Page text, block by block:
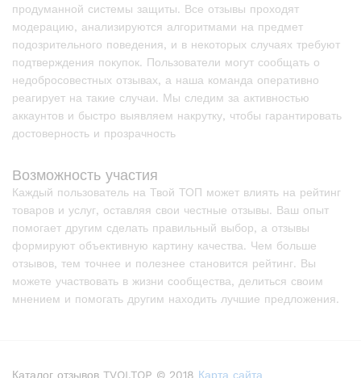
продуманной системы защиты. Все отзывы проходят
модерацию, анализируются алгоритмами на предмет
подозрительного поведения, и в некоторых случаях требуют
подтверждения покупок. Пользователи могут сообщать о
недобросовестных отзывах, а наша команда оперативно
реагирует на такие случаи. Мы следим за активностью
аккаунтов и быстро выявляем накрутку, чтобы гарантировать
достоверность и прозрачность
Возможность участия
Каждый пользователь на Твой ТОП может влиять на рейтинг
товаров и услуг, оставляя свои честные отзывы. Ваш опыт
помогает другим сделать правильный выбор, а отзывы
формируют объективную картину качества. Чем больше
отзывов, тем точнее и полезнее становится рейтинг. Вы
можете участвовать в жизни сообщества, делиться своим
мнением и помогать другим находить лучшие предложения.
Каталог отзывов TVOI.TOP © 2018 Карта сайта